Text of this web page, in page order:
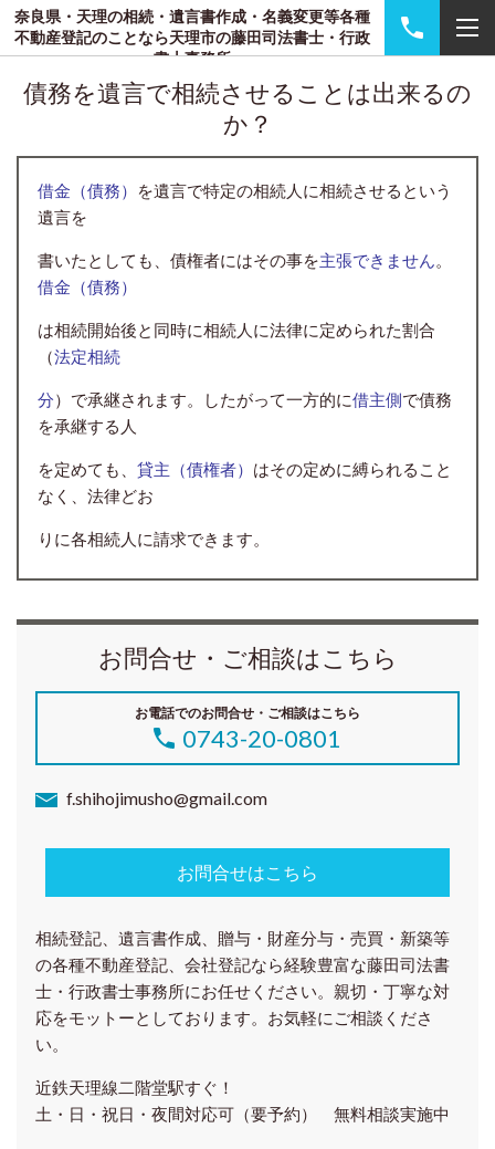
奈良県・天理の相続・遺言書作成・名義変更等各種
不動産登記のことなら天理市の藤田司法書士・行政
書士事務所
債務を遺言で相続させることは出来るの
か？
借金（債務）
を遺言で特定の相続人に相続させるという
遺言を
書いたとしても、債権者にはその事を主張できません
借金（債務）
は相続開始後と同時に相続人に法律に定められた割合
（法定相続
分）で承継されます。したがって一方的に借主側で債務
を承継する人
を定めても、 貸主（債権者） はその定めに縛られること
なく、法律どお
りに各相続人に請求できます。
お問合せ・ご相談はこちら
お電話でのお問合せ・ご相談はこちら
0743-20-0801
f.shihojimusho@gmail.com
お問合せはこちら
相続登記、遺言書作成、贈与・財産分与・売買・新築等
の各種不動産登記、会社登記なら経験豊富な藤田司法書
士・行政書士事務所にお任せください。親切・丁寧な対
応をモットーとしております。お気軽にご相談くださ
い。
近鉄天理線二階堂駅すぐ！
土・日・祝日・夜間対応可（要予約） 無料相談実施中